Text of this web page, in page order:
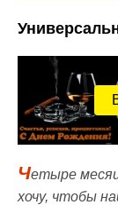
Четыре
хочу, чтобы